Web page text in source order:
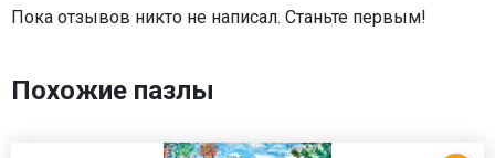
Пока отзывов никто не написал. Станьте первым!
Похожие пазлы